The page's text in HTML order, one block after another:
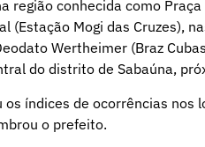
conhecida como
(Estação Mogi das Cruzes),
Wertheimer (Braz
do distrito de Sabaúna,
índices de ocorrências nos
o prefeito.